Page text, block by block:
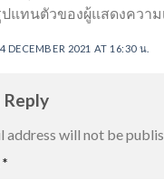
ปแทนตัวของผู้แสดงความ
DECEMBER 2021 AT 16:30 น.
Reply
address will not be
*